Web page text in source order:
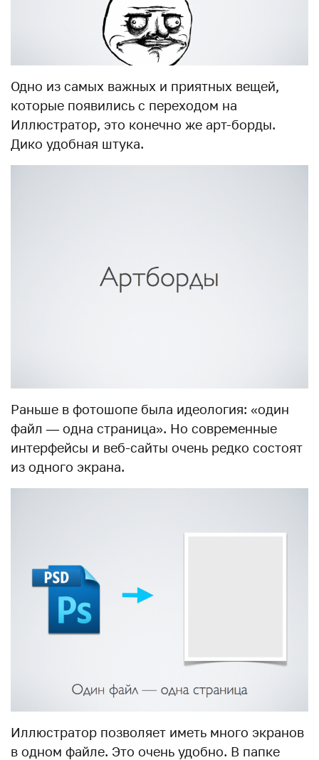
Одно из самых важных и приятных вещей,
которые появились с переходом на
Иллюстратор, это конечно же арт-борды.
Дико удобная штука.
Раньше в фотошопе была идеология: «один
файл — одна страница». Но современные
интерфейсы и веб-сайты очень редко состоят
из одного экрана.
Иллюстратор позволяет иметь много экранов
в одном файле. Это очень удобно. В папке